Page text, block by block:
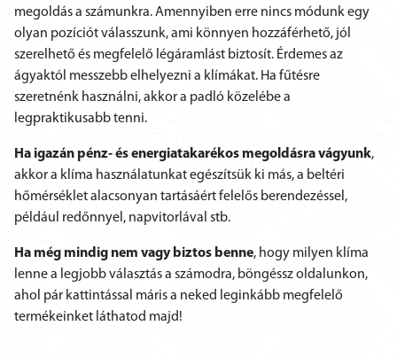
megoldás a számunkra. Amennyiben erre nincs módunk egy
olyan pozíciót válasszunk, ami könnyen hozzáférhető, jól
szerelhető és megfelelő légáramlást biztosít. Érdemes az
ágyaktól messzebb elhelyezni a klímákat. Ha fűtésre
szeretnénk használni, akkor a padló közelébe a
legpraktikusabb tenni.
Ha igazán pénz- és energiatakarékos megoldásra vágyunk,
akkor a klíma használatunkat egészítsük ki más, a beltéri
hőmérséklet alacsonyan tartásáért felelős berendezéssel,
például redőnnyel, napvitorlával stb.
Ha még mindig nem vagy biztos benne, hogy milyen klíma
lenne a legjobb választás a számodra, böngéssz oldalunkon,
ahol pár kattintással máris a neked leginkább megfelelő
termékeinket láthatod majd!